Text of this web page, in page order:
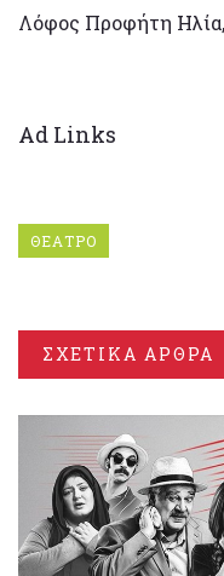
Λόφος Προφήτη
Ad Links
ΘΕΑΤΡΟ
ΣΧΕΤΙΚΑ ΑΡΘΡΑ